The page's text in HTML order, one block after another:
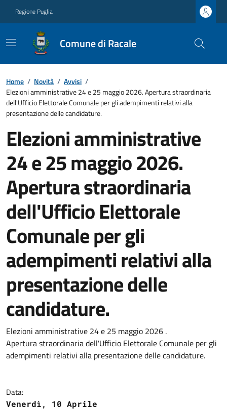
Regione Puglia
Comune di Racale
Home / Novità / Avvisi /
Elezioni amministrative 24 e 25 maggio 2026. Apertura straordinaria
dell'Ufficio Elettorale Comunale per gli adempimenti relativi alla
presentazione delle candidature.
Elezioni amministrative
24 e 25 maggio 2026.
Apertura straordinaria
dell'Ufficio Elettorale
Comunale per gli
adempimenti relativi alla
presentazione delle
candidature.
Elezioni amministrative 24 e 25 maggio 2026 .
Apertura straordinaria dell'Ufficio Elettorale Comunale per gli
adempimenti relativi alla presentazione delle candidature.
Data:
Venerdì, 10 Aprile